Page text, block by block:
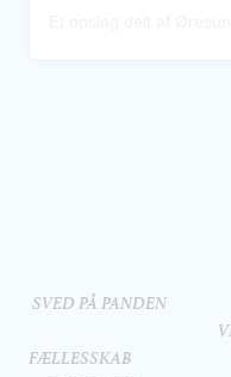
SVED PÅ PANDEN
FÆLLESSKAB